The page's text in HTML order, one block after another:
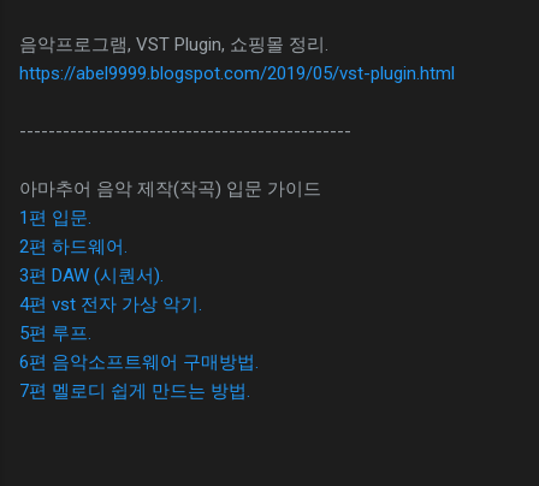
음악프로그램, VST Plugin, 쇼핑몰 정리.
https://abel9999.blogspot.com/2019/05/vst-plugin.html
----------------------------------------------
아마추어 음악 제작(작곡) 입문 가이드
1편 입문.
2편 하드웨어.
3편 DAW (시퀀서).
4편 vst 전자 가상 악기.
5편 루프.
6편 음악소프트웨어 구매방법.
7편 멜로디 쉽게 만드는 방법.